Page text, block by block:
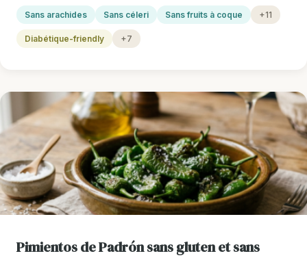
Sans arachides Sans céleri Sans fruits à coque +11
Diabétique-friendly +7
Pimientos de Padrón sans gluten et sans